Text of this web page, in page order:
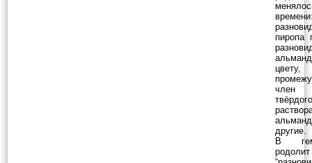
пиропа
цвету,
твёрдого
другие.
В